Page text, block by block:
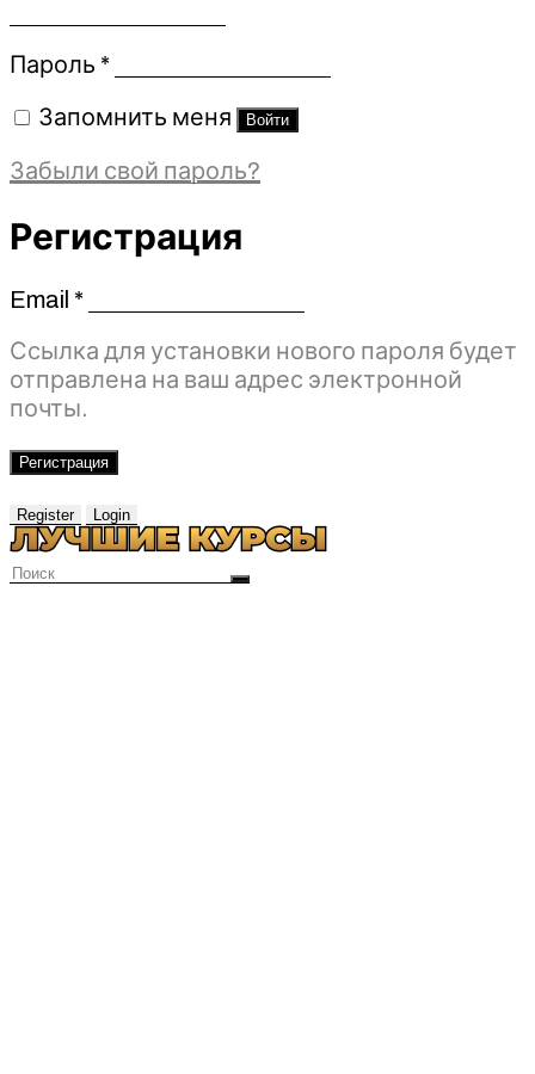
Пароль *Обязательно
Запомнить меня Войти
Забыли свой пароль?
Регистрация
Email *Обязательно
Ссылка для установки нового пароля будет
отправлена ​​на ваш адрес электронной
почты.
Регистрация
Register Login